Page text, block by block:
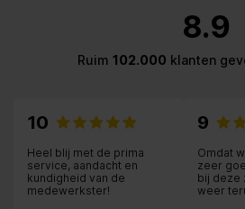
8.9
Ruim 102.000 klanten
10
Heel blij met de prima
service, aandacht en
kundigheid van de
medewerkster!
9
Omdat
zeer
bij deze
weer